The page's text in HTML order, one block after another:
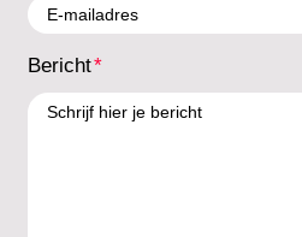
Bericht